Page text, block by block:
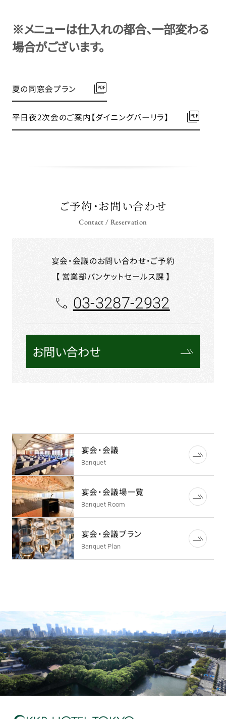
※メニューは仕入れの都合、一部変わる
場合がございます。
夏の同窓会プラン
平日夜2次会のご案内【ダイニングバーリラ】
ご予約・お問い合わせ
Contact / Reservation
宴会・会議のお問い合わせ・ご予約
【 営業部バンケットセールス課 】
03-3287-2932
お問い合わせ
宴会・会議
Banquet
宴会・会議場一覧
Banquet Room
宴会・会議プラン
Banquet Plan